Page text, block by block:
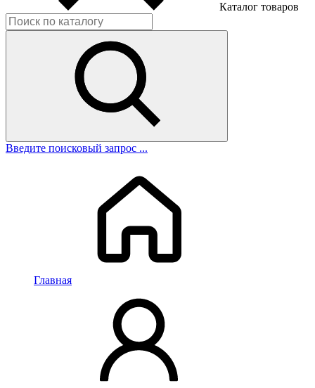
Каталог товаров
Введите поисковый запрос ...
Главная